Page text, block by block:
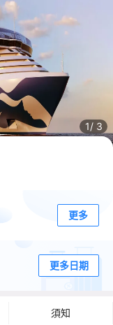
1/ 3
更多
更多日期
須知